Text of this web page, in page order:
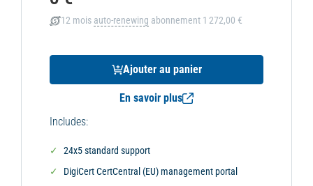
12 mois auto-renewing abonnement 1 272,00 €
Ajouter au panier
En savoir plus
Includes:
24x5 standard support
DigiCert CertCentral (EU) management portal